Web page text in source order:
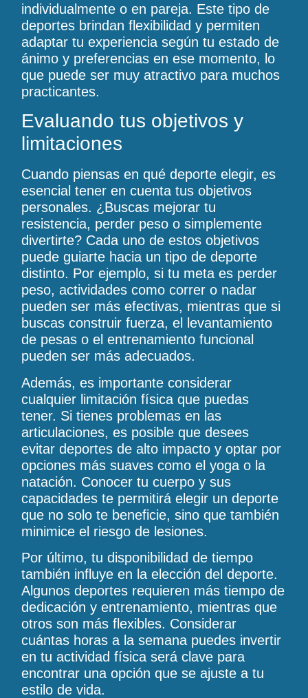
individualmente o en pareja. Este tipo de
deportes brindan flexibilidad y permiten
adaptar tu experiencia según tu estado de
ánimo y preferencias en ese momento, lo
que puede ser muy atractivo para muchos
practicantes.
Evaluando tus objetivos y
limitaciones
Cuando piensas en qué deporte elegir, es
esencial tener en cuenta tus objetivos
personales. ¿Buscas mejorar tu
resistencia, perder peso o simplemente
divertirte? Cada uno de estos objetivos
puede guiarte hacia un tipo de deporte
distinto. Por ejemplo, si tu meta es perder
peso, actividades como correr o nadar
pueden ser más efectivas, mientras que si
buscas construir fuerza, el levantamiento
de pesas o el entrenamiento funcional
pueden ser más adecuados.
Además, es importante considerar
cualquier limitación física que puedas
tener. Si tienes problemas en las
articulaciones, es posible que desees
evitar deportes de alto impacto y optar por
opciones más suaves como el yoga o la
natación. Conocer tu cuerpo y sus
capacidades te permitirá elegir un deporte
que no solo te beneficie, sino que también
minimice el riesgo de lesiones.
Por último, tu disponibilidad de tiempo
también influye en la elección del deporte.
Algunos deportes requieren más tiempo de
dedicación y entrenamiento, mientras que
otros son más flexibles. Considerar
cuántas horas a la semana puedes invertir
en tu actividad física será clave para
encontrar una opción que se ajuste a tu
estilo de vida.